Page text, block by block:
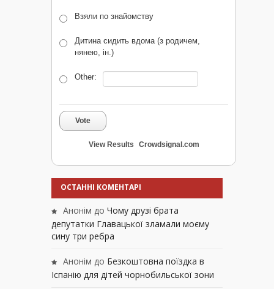
Взяли по знайомству
Дитина сидить вдома (з родичем,
нянею, ін.)
Other:
Vote
View Results Crowdsignal.com
ОСТАННІ КОМЕНТАРІ
Анонім до Чому друзі брата
депутатки Главацької зламали моєму
сину три ребра
Анонім до Безкоштовна поїздка в
Іспанію для дітей чорнобильської зони